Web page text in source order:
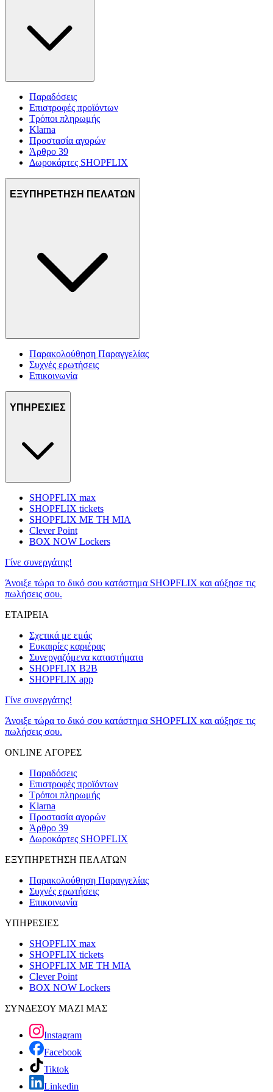
Παραδόσεις
Επιστροφές προϊόντων
Τρόποι πληρωμής
Klarna
Προστασία αγορών
Άρθρο 39
Δωροκάρτες SHOPFLIX
ΕΞΥΠΗΡΕΤΗΣΗ ΠΕΛΑΤΩΝ
Παρακολούθηση Παραγγελίας
Συχνές ερωτήσεις
Επικοινωνία
ΥΠΗΡΕΣΙΕΣ
SHOPFLIX max
SHOPFLIX tickets
SHOPFLIX ΜΕ ΤΗ ΜΙΑ
Clever Point
BOX NOW Lockers
Γίνε συνεργάτης!
Άνοιξε τώρα το δικό σου κατάστημα SHOPFLIX και αύξησε τις
πωλήσεις σου.
ΕΤΑΙΡΕΙΑ
Σχετικά με εμάς
Ευκαιρίες καριέρας
Συνεργαζόμενα καταστήματα
SHOPFLIX B2B
SHOPFLIX app
Γίνε συνεργάτης!
Άνοιξε τώρα το δικό σου κατάστημα SHOPFLIX και αύξησε τις
πωλήσεις σου.
ONLINE ΑΓΟΡΕΣ
Παραδόσεις
Επιστροφές προϊόντων
Τρόποι πληρωμής
Klarna
Προστασία αγορών
Άρθρο 39
Δωροκάρτες SHOPFLIX
ΕΞΥΠΗΡΕΤΗΣΗ ΠΕΛΑΤΩΝ
Παρακολούθηση Παραγγελίας
Συχνές ερωτήσεις
Επικοινωνία
ΥΠΗΡΕΣΙΕΣ
SHOPFLIX max
SHOPFLIX tickets
SHOPFLIX ΜΕ ΤΗ ΜΙΑ
Clever Point
BOX NOW Lockers
ΣΥΝΔΕΣΟΥ ΜΑΖΙ ΜΑΣ
Instagram
Facebook
Tiktok
Linkedin